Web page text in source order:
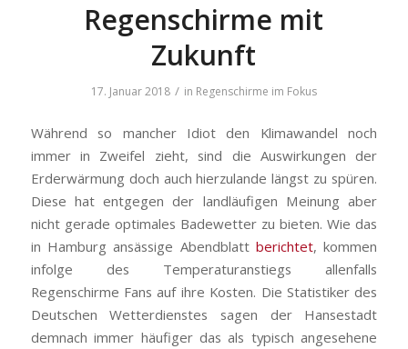
Regenschirme mit
Zukunft
17. Januar 2018 / in Regenschirme im Fokus
Während so mancher Idiot den Klimawandel noch
immer in Zweifel zieht, sind die Auswirkungen der
Erderwärmung doch auch hierzulande längst zu spüren.
Diese hat entgegen der landläufigen Meinung aber
nicht gerade optimales Badewetter zu bieten. Wie das
in Hamburg ansässige Abendblattberichtet, kommen
infolge des Temperaturanstiegs allenfalls
Regenschirme Fans auf ihre Kosten. Die Statistiker des
Deutschen Wetterdienstes sagen der Hansestadt
demnach immer häufiger das als typisch angesehene